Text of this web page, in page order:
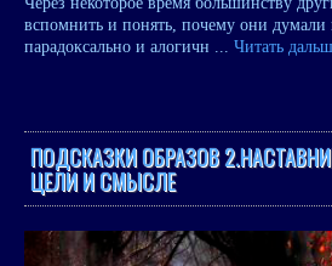
вспомнить и понять, почему они думали
парадоксально и алогичн ... Читать
ПОДСКАЗКИ ОБРАЗОВ
ЦЕЛИ И СМЫСЛЕ